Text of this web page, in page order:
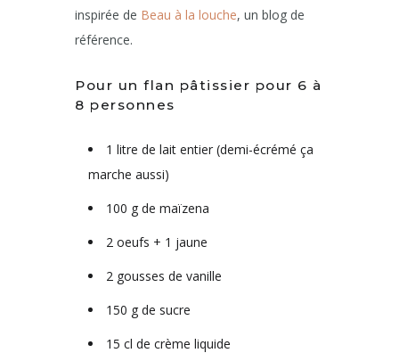
inspirée de Beau à la louche, un blog de
référence.
Pour un flan pâtissier pour 6 à
8 personnes
1 litre de lait entier (demi-écrémé ça
marche aussi)
100 g de maïzena
2 oeufs + 1 jaune
2 gousses de vanille
150 g de sucre
15 cl de crème liquide